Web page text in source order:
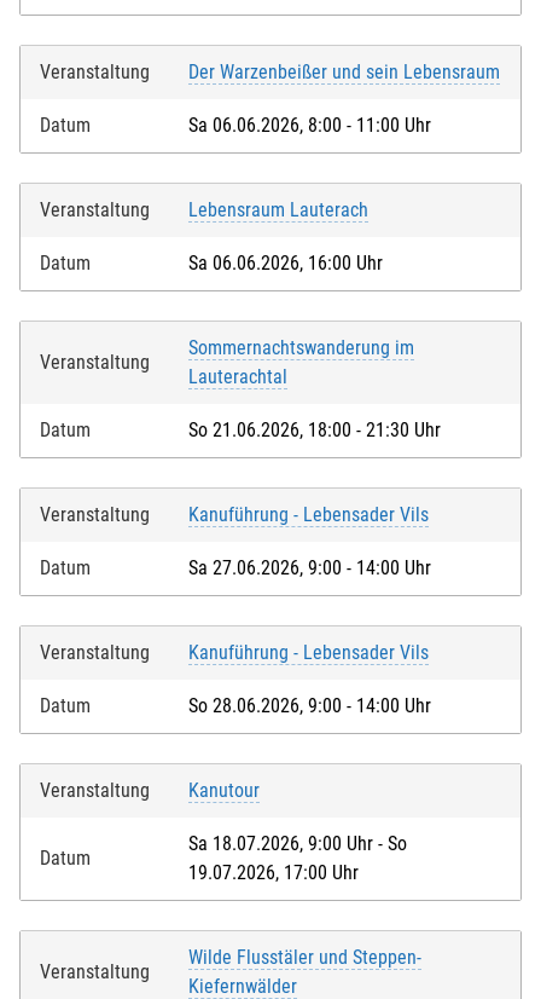
Veranstaltung Der Warzenbeißer und sein Lebensraum
Datum Sa 06.06.2026, 8:00 - 11:00 Uhr
Veranstaltung Lebensraum Lauterach
Datum Sa 06.06.2026, 16:00 Uhr
Veranstaltung
Sommernachtswanderung im
Lauterachtal
Datum So 21.06.2026, 18:00 - 21:30 Uhr
Veranstaltung Kanuführung - Lebensader Vils
Datum Sa 27.06.2026, 9:00 - 14:00 Uhr
Veranstaltung Kanuführung - Lebensader Vils
Datum So 28.06.2026, 9:00 - 14:00 Uhr
Veranstaltung Kanutour
Datum
Sa 18.07.2026, 9:00 Uhr - So
19.07.2026, 17:00 Uhr
Veranstaltung
Wilde Flusstäler und Steppen-
Kiefernwälder